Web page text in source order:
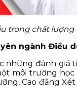
trong chất
ngành Điều
đánh giá
môi trường
Cao đẳng